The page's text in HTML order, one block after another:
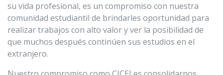
su vida profesional, es un compromiso con nuestra
comunidad estudiantil de brindarles oportunidad para
realizar trabajos con alto valor y ver la posibilidad de
que muchos después continúen sus estudios en el
extranjero.